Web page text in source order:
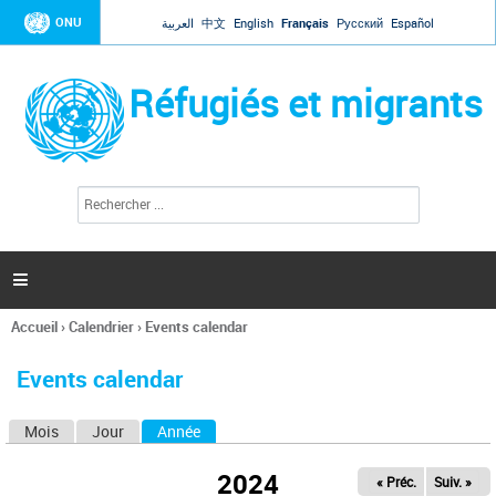
Jump to navigation
ONU العربية 中文 English Français Русский Español
Réfugiés et migrants
l
c
h
e

Vous
ici
Accueil›Calendrier› Events calendar
Events calendar
Mois Jour Année
2024 « Préc. Suiv. »